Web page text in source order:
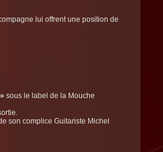
lui offrent une position de
sous le label de la Mouche
son complice Guitariste Michel